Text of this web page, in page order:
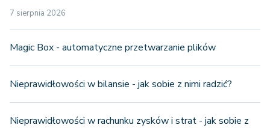
7 sierpnia 2026
Magic Box - automatyczne przetwarzanie plików
Nieprawidłowości w bilansie - jak sobie z nimi radzić?
Nieprawidłowości w rachunku zysków i strat - jak sobie z